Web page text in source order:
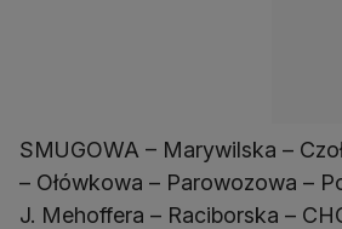
SMUGOWA – Marywilska –
– Ołówkowa – Parowozowa –
J. Mehoffera – Raciborska –